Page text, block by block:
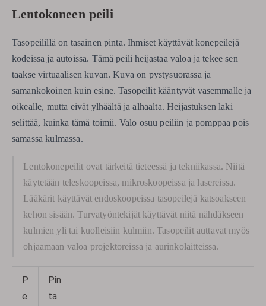
Lentokoneen peili
Tasopeilillä on tasainen pinta. Ihmiset käyttävät konepeilejä
kodeissa ja autoissa. Tämä peili heijastaa valoa ja tekee sen
taakse virtuaalisen kuvan. Kuva on pystysuorassa ja
samankokoinen kuin esine. Tasopeilit kääntyvät vasemmalle ja
oikealle, mutta eivät ylhäältä ja alhaalta. Heijastuksen laki
selittää, kuinka tämä toimii. Valo osuu peiliin ja pomppaa pois
samassa kulmassa.
Lentokonepeilit ovat tärkeitä tieteessä ja tekniikassa. Niitä
käytetään teleskoopeissa, mikroskoopeissa ja lasereissa.
Lääkärit käyttävät endoskoopeissa tasopeilejä katsoakseen
kehon sisään. Turvatyöntekijät käyttävät niitä nähdäkseen
kulmien yli tai kuolleisiin kulmiin. Tasopeilit auttavat myös
ohjaamaan valoa projektoreissa ja aurinkolaitteissa.
P
e
Pin
ta